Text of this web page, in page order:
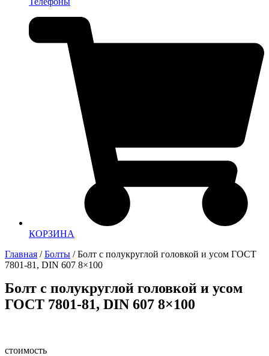
КОРЗИНА
Главная /Болты / Болт с полукруглой головкой и усом ГОСТ
7801-81, DIN 607 8×100
Болт с полукруглой головкой и усом
ГОСТ 7801-81, DIN 607 8×100
стоимость